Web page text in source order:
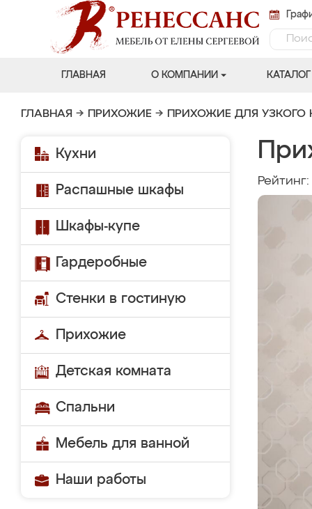
ГЛАВНАЯ О КОМПАНИИ КАТАЛОГ
ГЛАВНАЯ → ПРИХОЖИЕ → ПРИХОЖИЕ ДЛЯ УЗКОГО
Кухни
Распашные шкафы
Шкафы-купе
Гардеробные
Стенки в гостиную
Прихожие
Детская комната
Спальни
Мебель для ванной
Наши работы
Рейтинг: